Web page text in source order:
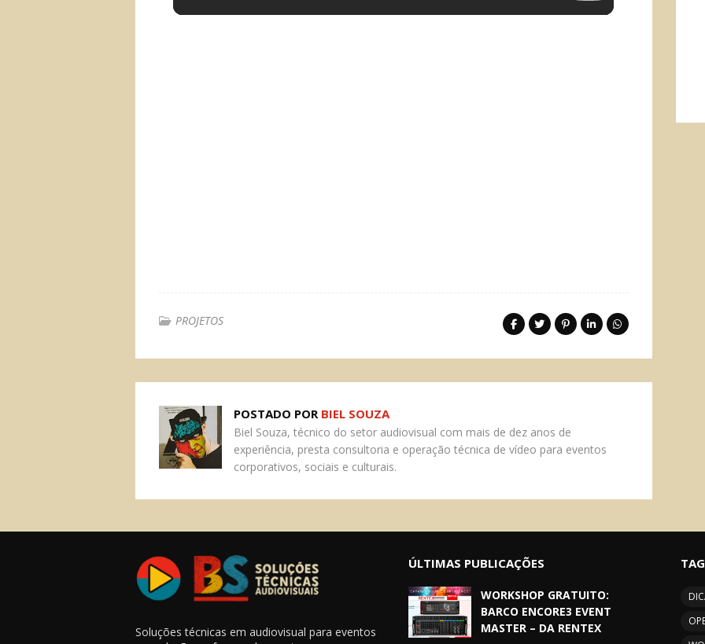
PROJETOS
POSTADO POR BIEL SOUZA
Biel Souza, técnico do setor audiovisual com mais de dez anos de
experiência, presta consultoria e operação técnica de vídeo para eventos
corporativos, sociais e culturais.
Soluções técnicas em audiovisual para eventos
ÚLTIMAS PUBLICAÇÕES
WORKSHOP GRATUITO:
BARCO ENCORE3 EVENT
MASTER – DA RENTEX